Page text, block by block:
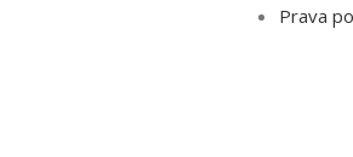
Prava